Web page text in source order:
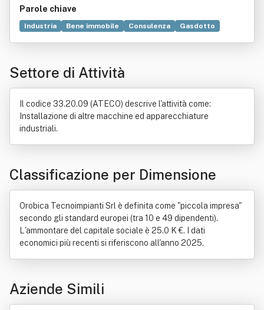
Parole chiave
Industria Bene immobile Consulenza
Gasdotto
Settore di Attività
Il codice 33.20.09 (ATECO) descrive l'attività come:
Installazione di altre macchine ed apparecchiature
industriali.
Classificazione per Dimensione
Orobica Tecnoimpianti Srl è definita come "piccola impresa"
secondo gli standard europei (tra 10 e 49 dipendenti).
L'ammontare del capitale sociale è 25.0 K €. I dati
economici più recenti si riferiscono all'anno 2025.
Aziende Simili